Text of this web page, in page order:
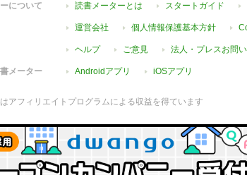
について 読書メーターとは スタートガイド
運営会社 個人情報保護基本方針
ヘルプ ご意見 法人・プレスお問
メーター Androidアプリ iOSアプリ
アフィリエイトプログラムによる収益を得ています